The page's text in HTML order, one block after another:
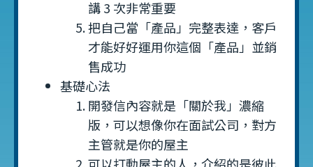
講 3 次非常重要
把自己當「產品」完整表達，客戶
才能好好運用你這個「產品」並銷
售成功
基礎心法
開發信內容就是「關於我」濃縮
版，可以想像你在面試公司，對方
主管就是你的屋主